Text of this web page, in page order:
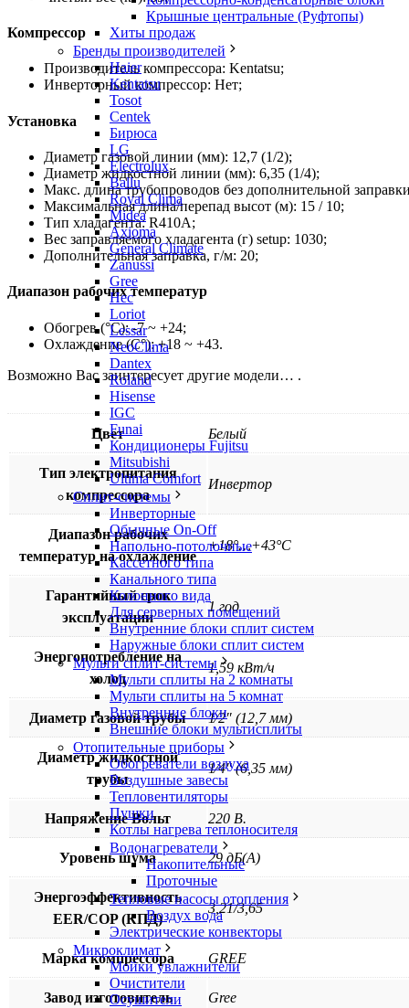
Крышные центральные (Руфтопы)
Хиты продаж
Бренды производителей
Haier
Kentatsu
Tosot
Centek
Бирюса
LG
Electrolux
Ballu
Royal Clima
Midea
Axioma
General Climate
Zanussi
Gree
Hec
Loriot
Lessar
NeoClima
Dantex
Roland
Hisense
IGC
Funai
Кондиционеры Fujitsu
Mitsubishi
Ultima Comfort
Сплит-системы
Инверторные
Обычные On-Off
Напольно-потолочные
Кассетного типа
Канального типа
Колонного вида
Для серверных помещений
Внутренние блоки сплит систем
Наружные блоки сплит систем
Мульти сплит-системы
Мульти сплиты на 2 комнаты
Мульти сплиты на 5 комнат
Внутренние блоки
Внешние блоки мультисплиты
Отопительные приборы
Обогреватели воздуха
Воздушные завесы
Тепловентиляторы
Пушки
Котлы нагрева теплоносителя
Водонагреватели
Накопительные
Проточные
Тепловые насосы отопления
Воздух вода
Электрические конвекторы
Микроклимат
Мойки увлажнители
Очистители
Осушители
Компрессор
Производитель компрессора: Kentatsu;
Инверторный компрессор: Нет;
Установка
Диаметр газовой линии (мм): 12,7 (1/2);
Диаметр жидкостной линии (мм): 6,35 (1/4);
Макс. длина трубопроводов без дополнительной
Максимальная длина/перепад высот (м): 15 / 10;
Тип хладагента: R410A;
Вес заправляемого хладагента (г) setup: 1030;
Дополнительная заправка, г/м: 20;
Диапазон рабочих температур
Обогрев (°С): -7 ~ +24;
Охлаждение (С°): +18 ~ +43.
Возможно Вас заинтересует другие модели… .
Цвет Белый
Тип электропитания
компрессора
Инвертор
Диапазон рабочих
температур на охлаждение
+18°…+43°C
Гарантийный срок
эксплуатации
1 год
Энергопотребление на
холод
1,59 кВт/ч
Диаметр газовой трубы 1⁄2″ (12,7 мм)
Диаметр жидкостной
трубы
1⁄4″ (6,35 мм)
Напряжение Вольт 220 В.
Уровень шума 29 дБ(А)
Энергоэффективность
EER/COP (КПД)
3,21/3,65
Марка компрессора GREE
Завод изготовитель Gree